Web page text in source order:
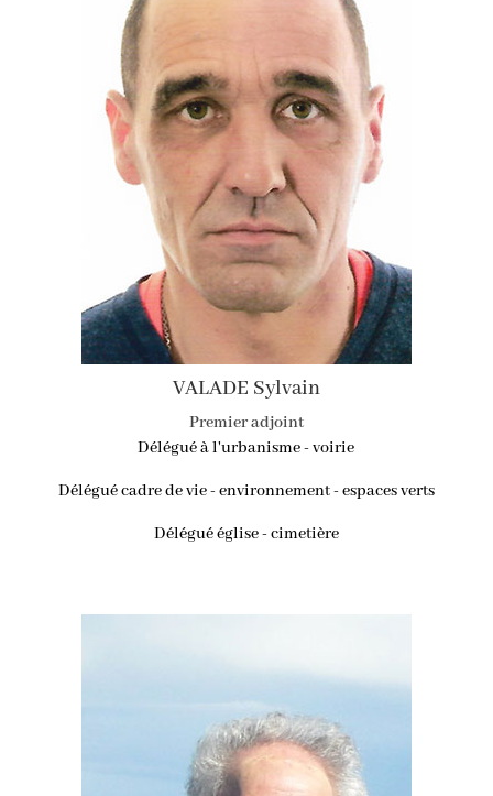
VALADE Sylvain
Premier adjoint
Délégué à l'urbanisme - voirie
Délégué cadre de vie - environnement - espaces verts
Délégué église - cimetière